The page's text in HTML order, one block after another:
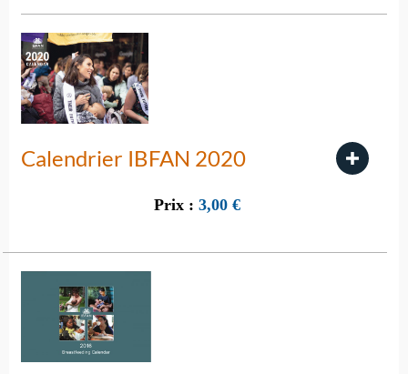
Calendrier IBFAN 2020
Prix : 3,00 €